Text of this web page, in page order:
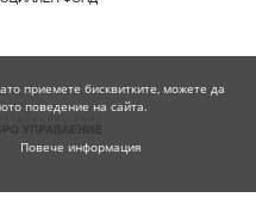
приемете бисквитките, можете да
поведение на сайта.
Повече информация